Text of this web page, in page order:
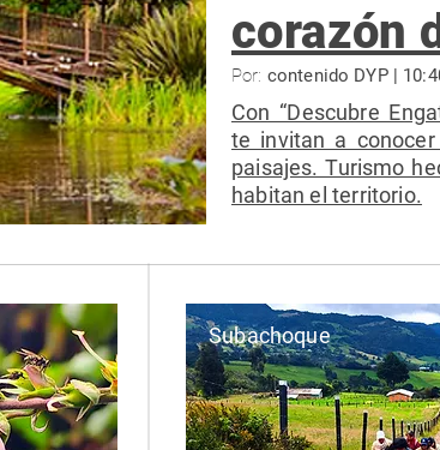
corazón
Por: contenido DYP |
Con “Descubre
te invitan a
paisajes. Turismo
habitan el territorio.
Subachoque